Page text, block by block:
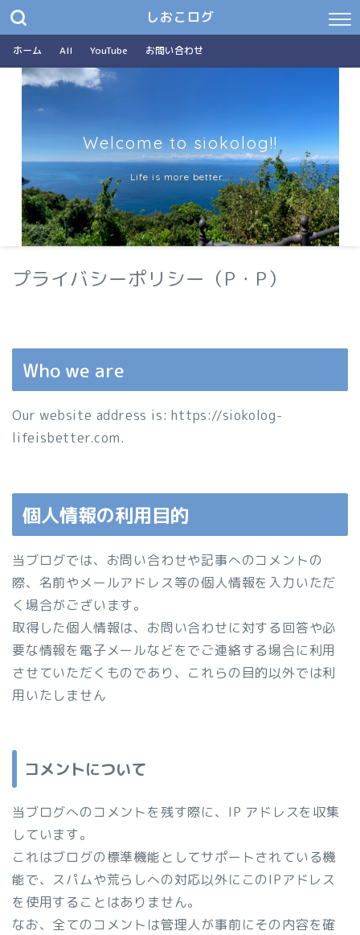
しおこログ
ホーム All YouTube お問い合わせ
Welcome to siokolog!!
Life is more better...
プライバシーポリシー（P・P）
Who we are
Our website address is: https://siokolog-
lifeisbetter.com.
個人情報の利用目的
当ブログでは、お問い合わせや記事へのコメントの
際、名前やメールアドレス等の個人情報を入力いただ
く場合がございます。
取得した個人情報は、お問い合わせに対する回答や必
要な情報を電子メールなどをでご連絡する場合に利用
させていただくものであり、これらの目的以外では利
用いたしません
コメントについて
当ブログへのコメントを残す際に、IP アドレスを収集
しています。
これはブログの標準機能としてサポートされている機
能で、スパムや荒らしへの対応以外にこのIPアドレス
を使用することはありません。
なお、全てのコメントは管理人が事前にその内容を確